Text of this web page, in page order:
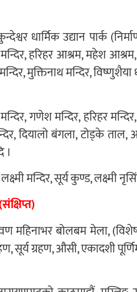
धार्मिक उद्यान पार्क
हरिहर आश्रम, महेश
मुक्तिनाथ मन्दिर,
गणेश मन्दिर, हरिहर
दियालो बंगला, टोड्के
।
मन्दिर, सूर्य कुण्ड, लक्ष्मी
महिनाभर बोलबम मेला,
सूर्य ग्रहण, औसी, एकादशी